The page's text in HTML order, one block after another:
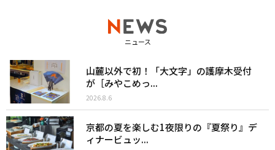
ニュース
山麓以外で初！「大文字」の護摩木受付
が［みやこめっ...
2026.8.6
京都の夏を楽しむ1夜限りの『夏祭り』デ
ィナービュッ...